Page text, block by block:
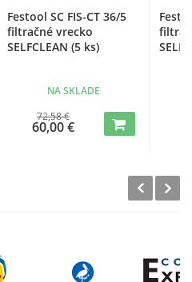
Festool SC FIS-CT 36/5
filtračné vrecko
SELFCLEAN (5 ks)
NA SKLADE
72,58 €
60,00 €